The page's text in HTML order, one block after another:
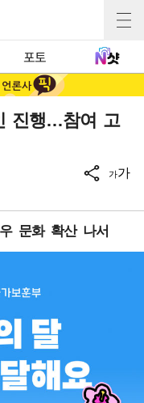
포토
진행…참여 고
가가
문화 확산 나서